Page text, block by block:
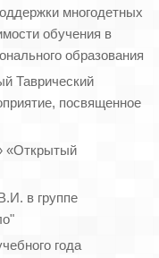
многодетных
обучения в
образования
Таврический
посвященное
«Открытый
в группе
года